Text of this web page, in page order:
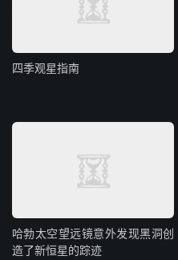
四季观星指南
哈勃太空望远镜意外发现黑洞创
造了新恒星的踪迹